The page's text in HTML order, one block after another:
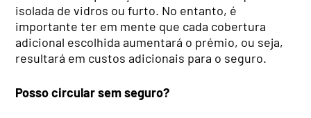
isolada de vidros ou furto. No entanto, é
importante ter em mente que cada cobertura
adicional escolhida aumentará o prémio, ou seja,
resultará em custos adicionais para o seguro.
Posso circular sem seguro?